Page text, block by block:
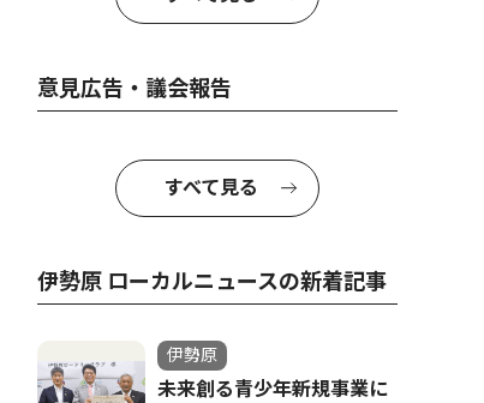
意見広告・議会報告
すべて見る
伊勢原 ローカルニュースの新着記事
伊勢原
未来創る青少年新規事業に